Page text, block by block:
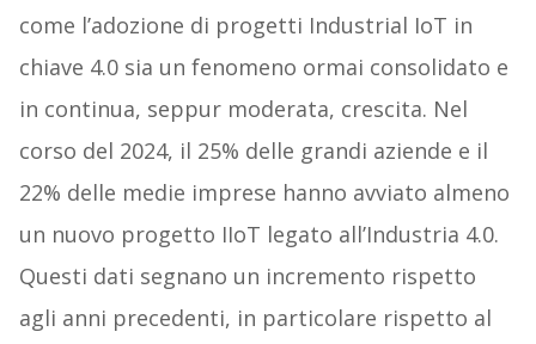
come l’adozione di progetti Industrial IoT in
chiave 4.0 sia un fenomeno ormai consolidato e
in continua, seppur moderata, crescita. Nel
corso del 2024, il 25% delle grandi aziende e il
22% delle medie imprese hanno avviato almeno
un nuovo progetto IIoT legato all’Industria 4.0.
Questi dati segnano un incremento rispetto
agli anni precedenti, in particolare rispetto al